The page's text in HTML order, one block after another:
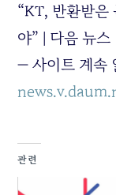
“KT, 반환받은
야” | 다음 뉴스
— 사이트 계속
관련